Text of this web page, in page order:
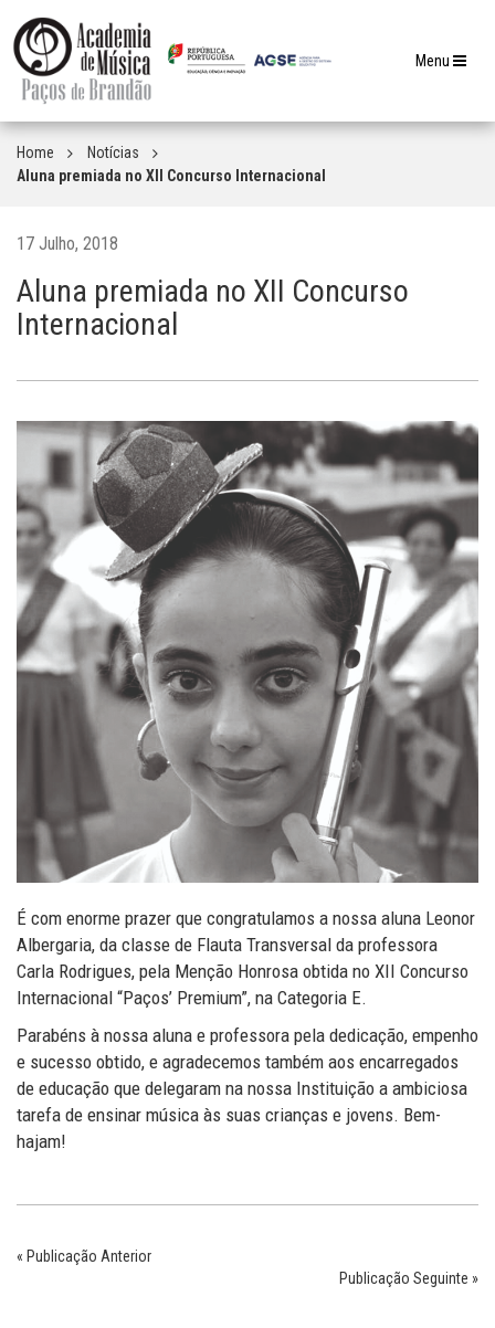
Toggle
Menu
Home
Notícias
Aluna premiada no XII Concurso Internacional
17 Julho, 2018
Aluna premiada no XII Concurso
Internacional
É com enorme prazer que congratulamos a nossa aluna Leonor
Albergaria, da classe de Flauta Transversal da professora
Carla Rodrigues, pela Menção Honrosa obtida no XII Concurso
Internacional “Paços’ Premium”, na Categoria E.
Parabéns à nossa aluna e professora pela dedicação, empenho
e sucesso obtido, e agradecemos também aos encarregados
de educação que delegaram na nossa Instituição a ambiciosa
tarefa de ensinar música às suas crianças e jovens. Bem-
hajam!
« Publicação Anterior
Publicação Seguinte »